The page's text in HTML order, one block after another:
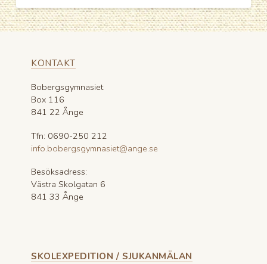
KONTAKT
Bobergsgymnasiet
Box 116
841 22 Ånge
Tfn: 0690-250 212
info.bobergsgymnasiet@ange.se
Besöksadress:
Västra Skolgatan 6
841 33 Ånge
SKOLEXPEDITION / SJUKANMÄLAN